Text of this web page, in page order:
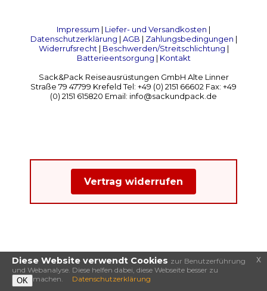
Impressum | Liefer- und Versandkosten |
Datenschutzerklärung | AGB | Zahlungsbedingungen |
Widerrufsrecht| Beschwerden/Streitschlichtung |
Batterieentsorgung | Kontakt
Sack&Pack Reiseausrüstungen GmbH Alte Linner
Straße 79 47799 Krefeld Tel: +49 (0) 2151 66602 Fax: +49
(0) 2151 615820 Email: info@sackundpack.de
Vertrag widerrufen
Diese Website verwendt Cookies zur Benutzerführung
und Webanalyse. Diese helfen dabei, diese Webseite besser zu
machen.
OK Datenschutzerklärung
x